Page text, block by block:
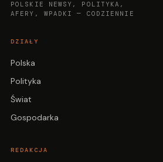
POLSKIE NEWSY, POLITYKA,
AFERY, WPADKI — CODZIENNIE
DZIAŁY
Polska
Polityka
Świat
Gospodarka
REDAKCJA